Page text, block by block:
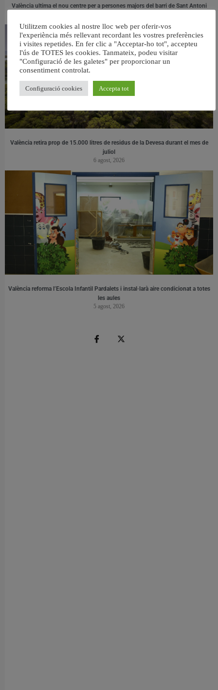
València ultima el nou centre per a persones majors del barri de Sant Antoni
València retira prop de 15.000 litres de residus de la Devesa durant el mes de
juliol
6 agost, 2026
València reforma l’Escola Infantil Pardalets i instal·larà aire condicionat a totes
les aules
5 agost, 2026
Utilitzem cookies al nostre lloc web per oferir-vos
l'experiència més rellevant recordant les vostres preferències
i visites repetides. En fer clic a "Acceptar-ho tot", accepteu
l'ús de TOTES les cookies. Tanmateix, podeu visitar
"Configuració de les galetes" per proporcionar un
consentiment controlat.
Configuració cookies Accepta tot